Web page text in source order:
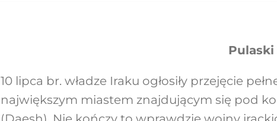
Pulaski
10 lipca br. władze Iraku ogłosiły przejęcie
największym miastem znajdującym się pod